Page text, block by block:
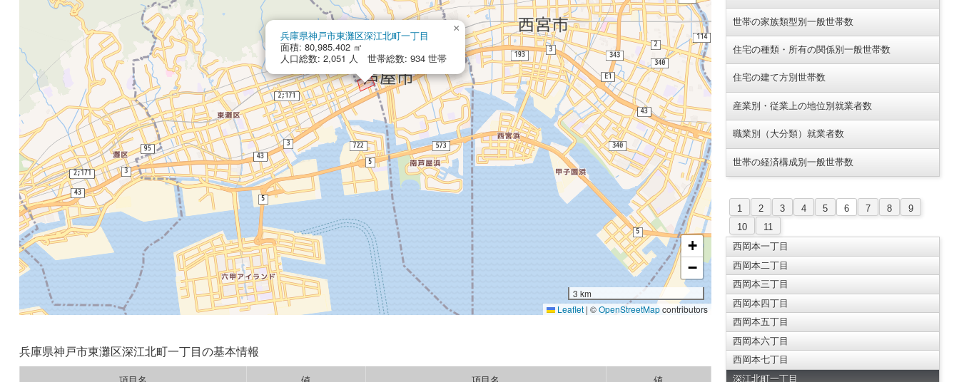
兵庫県神戸市東灘区深江北町一丁目
面積: 80,985.402 ㎡
人口総数: 2,051 人 世帯総数: 934 世帯
×
+
−
3 km
Leaflet | ©OpenStreetMapcontributors
兵庫県神戸市東灘区深江北町一丁目の基本情報
世帯の家族類型別一般世帯数
住宅の種類・所有の関係別一般世帯数
住宅の建て方別世帯数
産業別・従業上の地位別就業者数
職業別（大分類）就業者数
世帯の経済構成別一般世帯数
1 2 3 4 5 6 7 8
9
10
11
西岡本一丁目
西岡本二丁目
西岡本三丁目
西岡本四丁目
西岡本五丁目
西岡本六丁目
西岡本七丁目
深江北町一丁目